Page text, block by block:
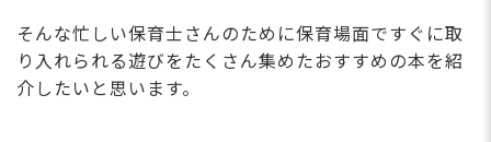
そんな忙しい保育⼠さんのために保育場⾯ですぐに取
り⼊れられる遊びをたくさん集めたおすすめの本を紹
介したいと思います。